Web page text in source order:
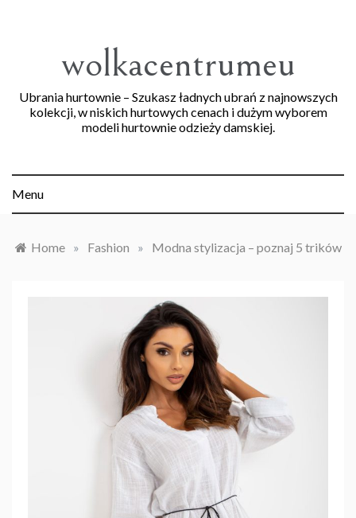
wolkacentrumeu
Ubrania hurtownie – Szukasz ładnych ubrań z najnowszych
kolekcji, w niskich hurtowych cenach i dużym wyborem
modeli hurtownie odzieży damskiej.
Menu
Home » Fashion » Modna stylizacja – poznaj 5 trików